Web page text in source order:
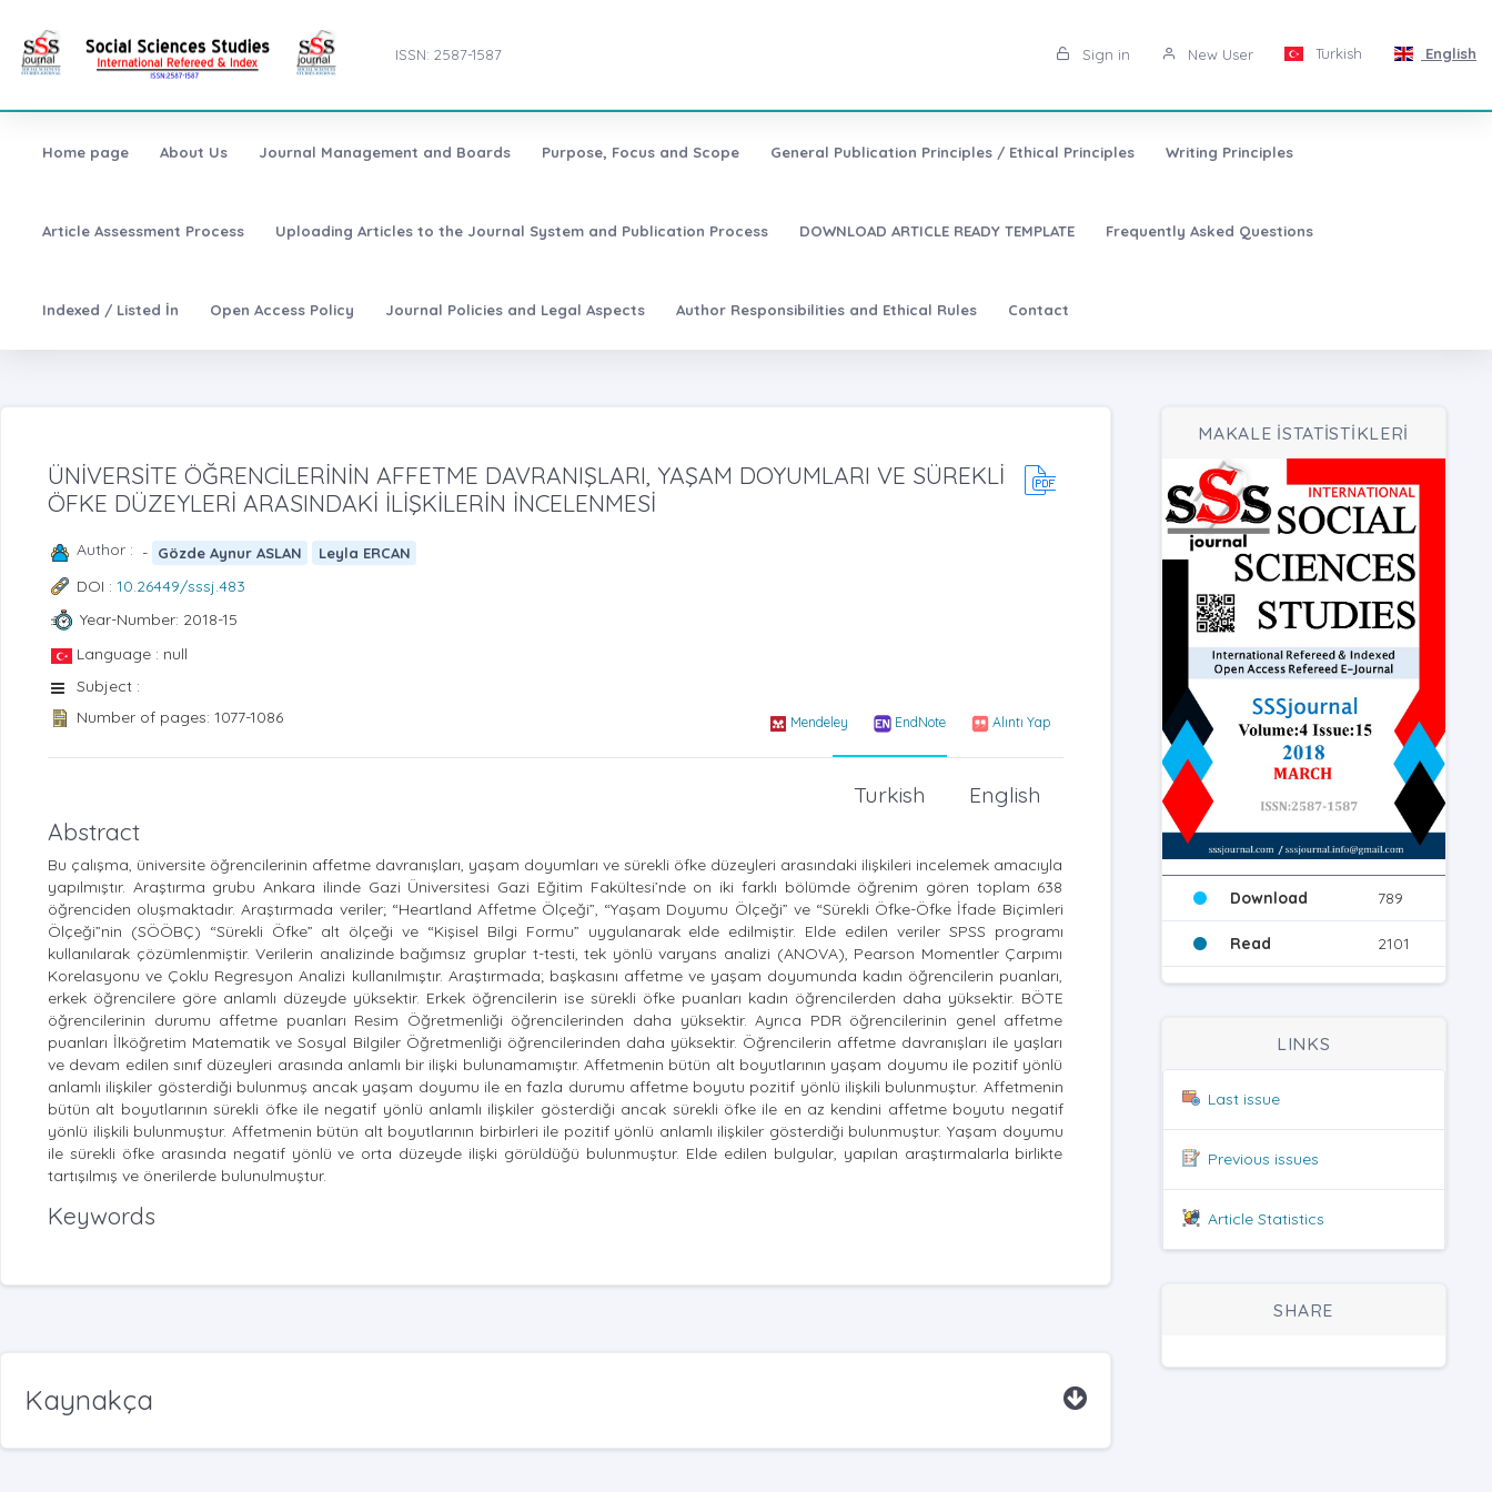
ISSN: 2587-1587 Sign in New User Turkish English
Home page About Us Journal Management and Boards Purpose, Focus and Scope General Publication Principles / Ethical Principles Writing Principles
Article Assessment Process Uploading Articles to the Journal System and Publication Process DOWNLOAD ARTICLE READY TEMPLATE Frequently Asked Questions
Indexed / Listed İn Open Access Policy Journal Policies and Legal Aspects Author Responsibilities and Ethical Rules Contact
ÜNİVERSİTE ÖĞRENCİLERİNİN AFFETME DAVRANIŞLARI, YAŞAM DOYUMLARI VE SÜREKLİ
ÖFKE DÜZEYLERİ ARASINDAKİ İLİŞKİLERİN İNCELENMESİ
Author : - Gözde Aynur ASLAN Leyla ERCAN
DOI : 10.26449/sssj.483
Year-Number: 2018-15
Language : null
Subject :
Number of pages: 1077-1086
Mendeley EndNote Alıntı Yap
English
Turkish
Abstract
Bu çalışma, üniversite öğrencilerinin affetme davranışları, yaşam doyumları ve sürekli öfke düzeyleri arasındaki ilişkileri incelemek amacıyla
yapılmıştır. Araştırma grubu Ankara ilinde Gazi Üniversitesi Gazi Eğitim Fakültesi’nde on iki farklı bölümde öğrenim gören toplam 638
öğrenciden oluşmaktadır. Araştırmada veriler; “Heartland Affetme Ölçeği”, “Yaşam Doyumu Ölçeği” ve “Sürekli Öfke-Öfke İfade Biçimleri
Ölçeği”nin (SÖÖBÇ) “Sürekli Öfke” alt ölçeği ve “Kişisel Bilgi Formu” uygulanarak elde edilmiştir. Elde edilen veriler SPSS programı
kullanılarak çözümlenmiştir. Verilerin analizinde bağımsız gruplar t-testi, tek yönlü varyans analizi (ANOVA), Pearson Momentler Çarpımı
Korelasyonu ve Çoklu Regresyon Analizi kullanılmıştır. Araştırmada; başkasını affetme ve yaşam doyumunda kadın öğrencilerin puanları,
erkek öğrencilere göre anlamlı düzeyde yüksektir. Erkek öğrencilerin ise sürekli öfke puanları kadın öğrencilerden daha yüksektir. BÖTE
öğrencilerinin durumu affetme puanları Resim Öğretmenliği öğrencilerinden daha yüksektir. Ayrıca PDR öğrencilerinin genel affetme
puanları İlköğretim Matematik ve Sosyal Bilgiler Öğretmenliği öğrencilerinden daha yüksektir. Öğrencilerin affetme davranışları ile yaşları
ve devam edilen sınıf düzeyleri arasında anlamlı bir ilişki bulunamamıştır. Affetmenin bütün alt boyutlarının yaşam doyumu ile pozitif yönlü
anlamlı ilişkiler gösterdiği bulunmuş ancak yaşam doyumu ile en fazla durumu affetme boyutu pozitif yönlü ilişkili bulunmuştur. Affetmenin
bütün alt boyutlarının sürekli öfke ile negatif yönlü anlamlı ilişkiler gösterdiği ancak sürekli öfke ile en az kendini affetme boyutu negatif
yönlü ilişkili bulunmuştur. Affetmenin bütün alt boyutlarının birbirleri ile pozitif yönlü anlamlı ilişkiler gösterdiği bulunmuştur. Yaşam doyumu
ile sürekli öfke arasında negatif yönlü ve orta düzeyde ilişki görüldüğü bulunmuştur. Elde edilen bulgular, yapılan araştırmalarla birlikte
tartışılmış ve önerilerde bulunulmuştur.
Keywords
Kaynakça
MAKALE İSTATİSTİKLERİ
Download 789
Read 2101
LINKS
Last issue
Previous issues
Article Statistics
SHARE